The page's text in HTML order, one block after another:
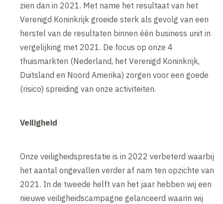
zien dan in 2021. Met name het resultaat van het
Verenigd Koninkrijk groeide sterk als gevolg van een
herstel van de resultaten binnen één business unit in
vergelijking met 2021. De focus op onze 4
thuismarkten (Nederland, het Verenigd Koninkrijk,
Duitsland en Noord Amerika) zorgen voor een goede
(risico) spreiding van onze activiteiten.
Veiligheid
Onze veiligheidsprestatie is in 2022 verbeterd waarbij
het aantal ongevallen verder af nam ten opzichte van
2021. In de tweede helft van het jaar hebben wij een
nieuwe veiligheidscampagne gelanceerd waarin wij